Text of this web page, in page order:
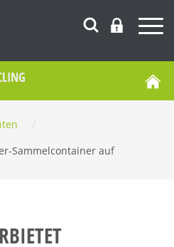
Sammelcontainer auf